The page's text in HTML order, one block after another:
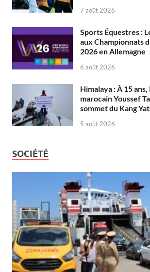
7 août 2026
Sports Équestres :
aux Championnats
2026 en Allemagne
6 août 2026
Himalaya : À 15 ans,
marocain Youssef
sommet du Kang
5 août 2026
SOCIÉTÉ